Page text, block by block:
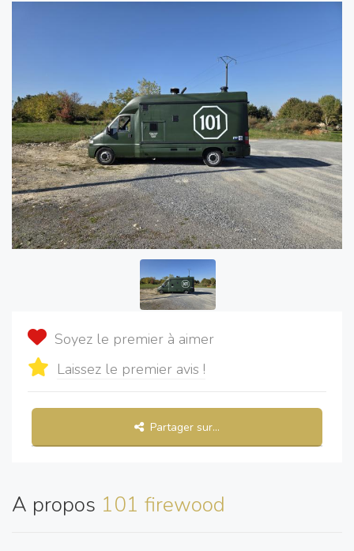
Soyez le premier à aimer
Laissez le premier avis !
Partager sur...
A propos 101 firewood